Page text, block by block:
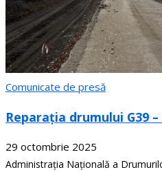
Comunicate de presă
Reparația drumului G39
29 octombrie 2025
Administrația Națională a